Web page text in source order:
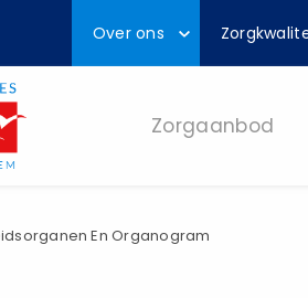
Top
menu
Over ons
Zorgaanbod
En Organogram